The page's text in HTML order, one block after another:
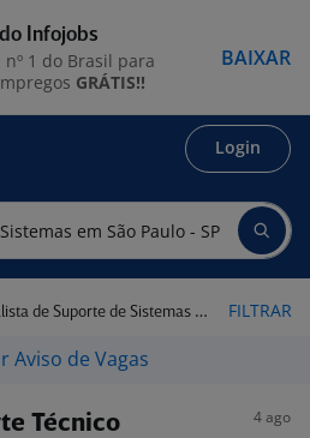
Login
de Sistemas em São Paulo - SP FILTRAR
Aviso de Vagas
Técnico
4 ago
Infojobs
nº 1 do Brasil para
GRÁTIS!!
BAIXAR